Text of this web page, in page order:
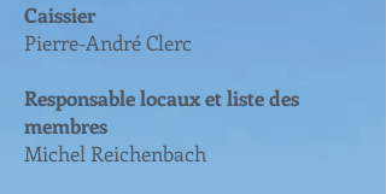
Caissier
Pierre-André Clerc
Responsable locaux et liste des
membres
Michel Reichenbach